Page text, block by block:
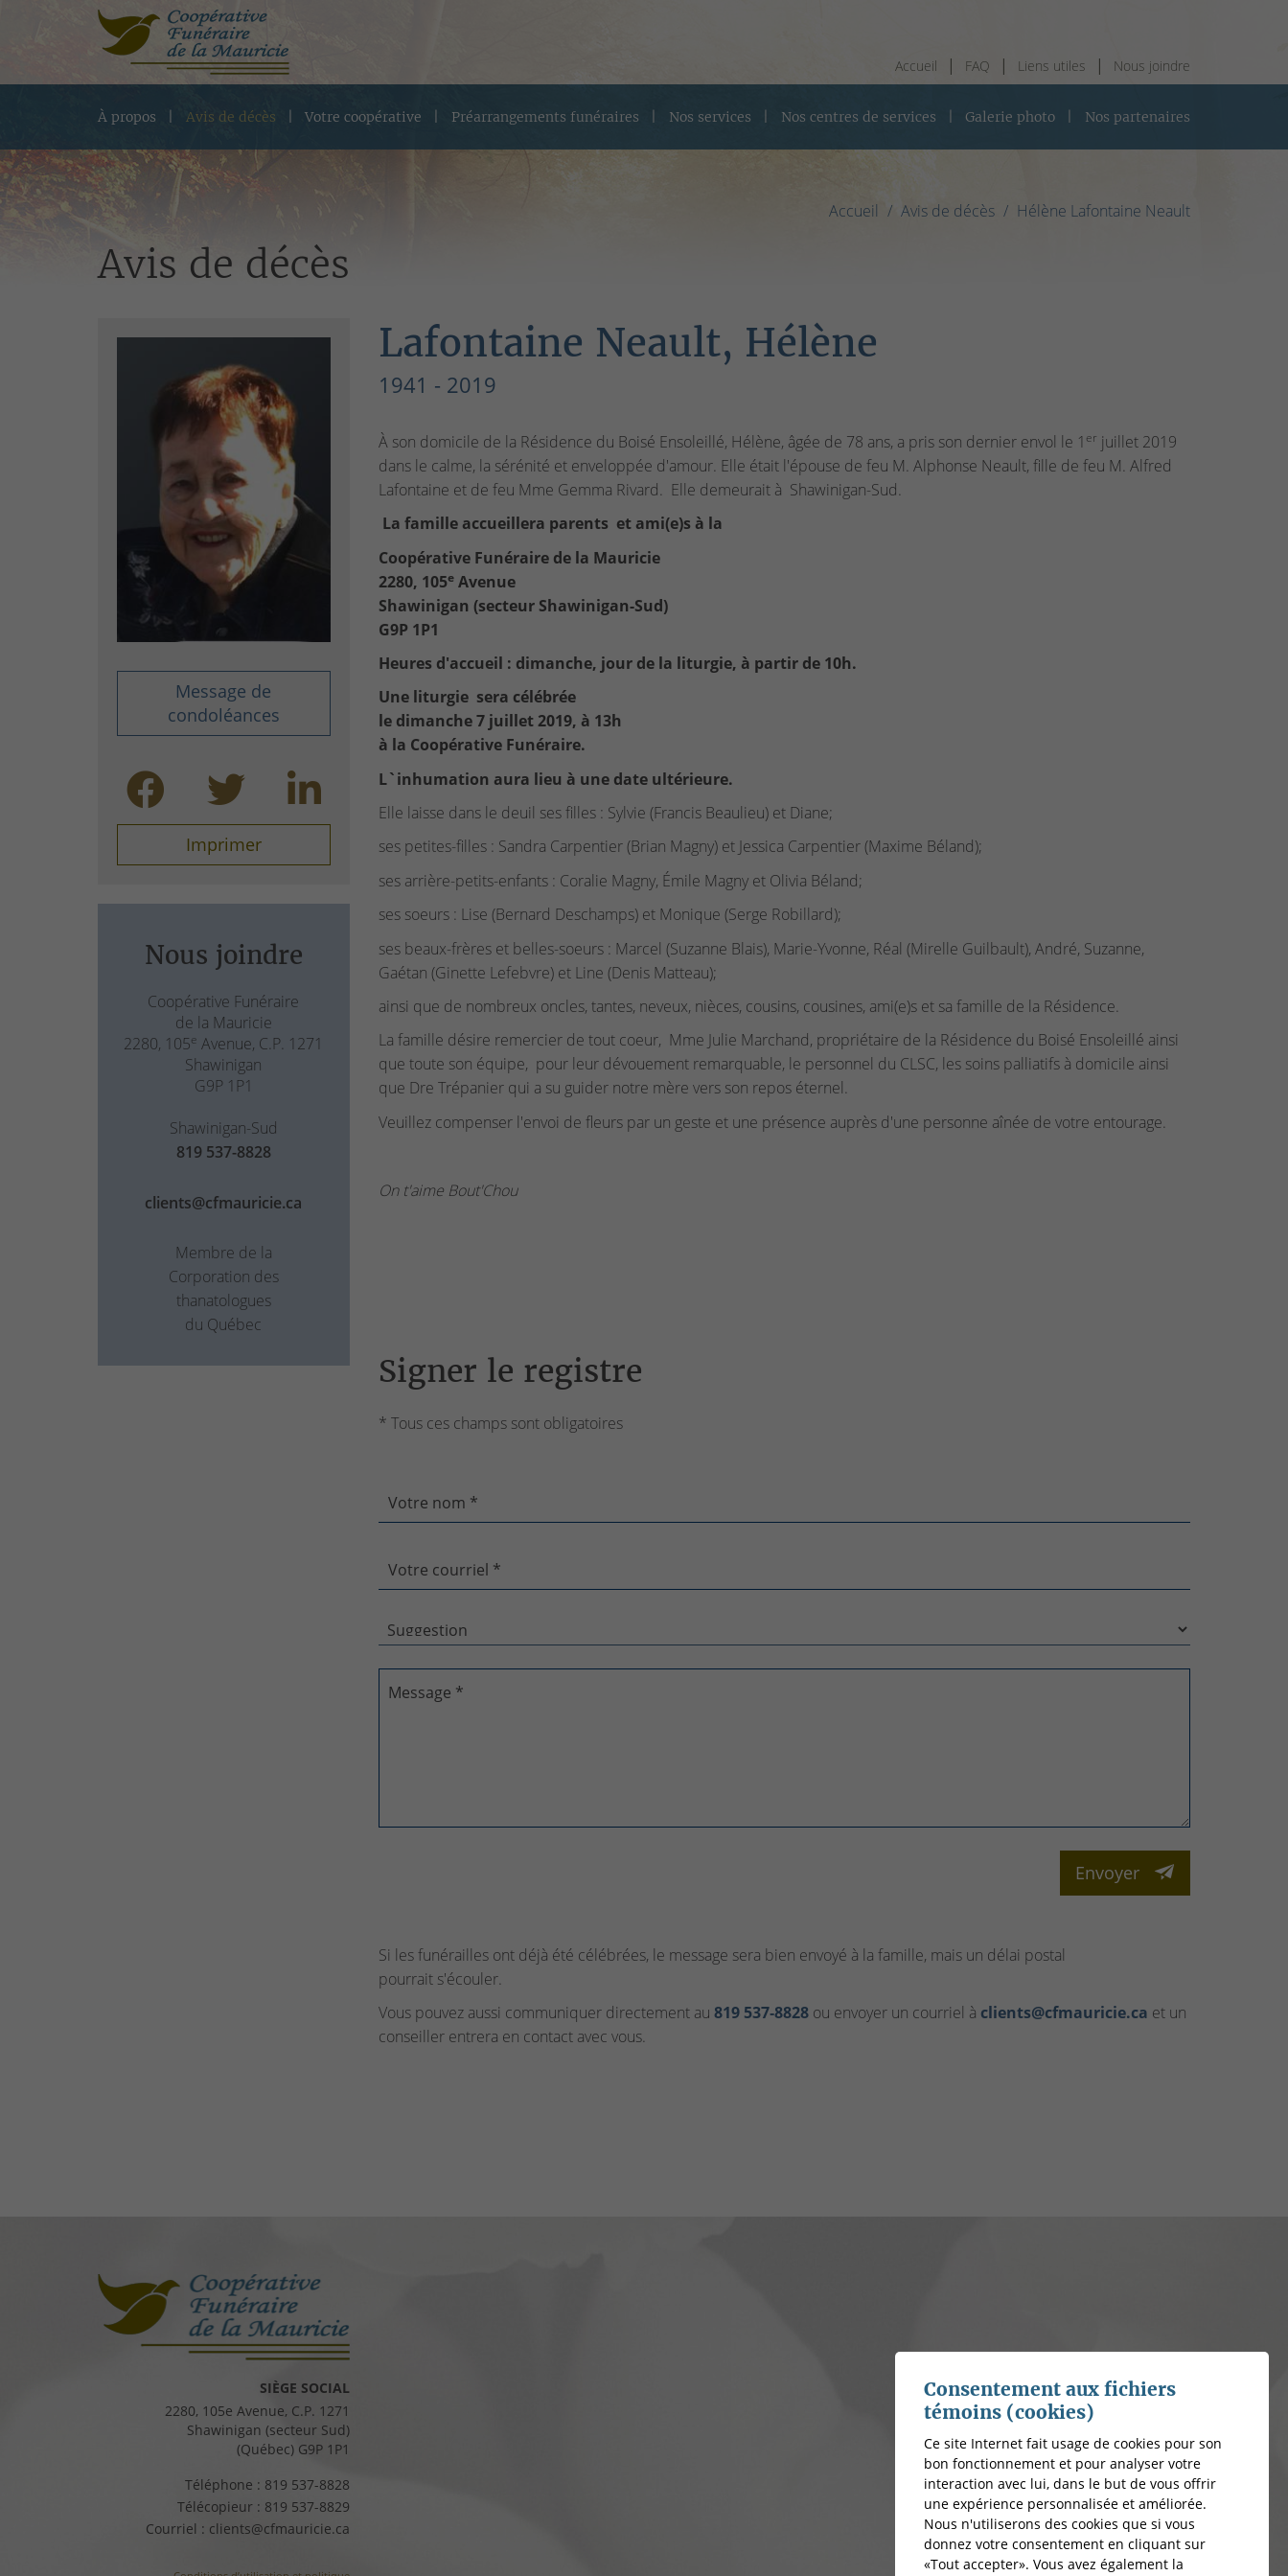
Accueil FAQ Liens utiles Nous joindre
À propos Avis de décès Votre coopérative Préarrangements funéraires Nos services Nos centres de services Galerie photo Nos partenaires
Accueil Avis de décès Hélène Lafontaine Neault
Avis de décès
Message de
condoléances
Imprimer
Nous joindre
Coopérative Funéraire
de la Mauricie
2280, 105e Avenue, C.P. 1271
Shawinigan
G9P 1P1
Shawinigan-Sud
819 537-8828
clients@cfmauricie.ca
Membre de la
Corporation des
thanatologues
du Québec
Lafontaine Neault, Hélène
1941 - 2019
À son domicile de la Résidence du Boisé Ensoleillé, Hélène, âgée de 78 ans, a pris son dernier envol le 1 er juillet 2019
dans le calme, la sérénité et enveloppée d'amour. Elle était l'épouse de feu M. Alphonse Neault, fille de feu M. Alfred
Lafontaine et de feu Mme Gemma Rivard. Elle demeurait à Shawinigan-Sud.
La famille accueillera parents et ami(e)s à la
Coopérative Funéraire de la Mauricie
2280, 105eAvenue
Shawinigan (secteur Shawinigan-Sud)
G9P 1P1
Heures d'accueil : dimanche, jour de la liturgie, à partir de 10h.
Une liturgie sera célébrée
le dimanche 7 juillet 2019, à 13h
à la Coopérative Funéraire.
L`inhumation aura lieu à une date ultérieure.
Elle laisse dans le deuil ses filles : Sylvie (Francis Beaulieu) et Diane;
ses petites-filles : Sandra Carpentier (Brian Magny) et Jessica Carpentier (Maxime Béland);
ses arrière-petits-enfants : Coralie Magny, Émile Magny et Olivia Béland;
ses soeurs : Lise (Bernard Deschamps) et Monique (Serge Robillard);
ses beaux-frères et belles-soeurs : Marcel (Suzanne Blais), Marie-Yvonne, Réal (Mirelle Guilbault), André, Suzanne,
Gaétan (Ginette Lefebvre) et Line (Denis Matteau);
ainsi que de nombreux oncles, tantes, neveux, nièces, cousins, cousines, ami(e)s et sa famille de la Résidence.
La famille désire remercier de tout coeur, Mme Julie Marchand, propriétaire de la Résidence du Boisé Ensoleillé ainsi
que toute son équipe, pour leur dévouement remarquable, le personnel du CLSC, les soins palliatifs à domicile ainsi
que Dre Trépanier qui a su guider notre mère vers son repos éternel.
Veuillez compenser l'envoi de fleurs par un geste et une présence auprès d'une personne aînée de votre entourage.
On t'aime Bout'Chou
Signer le registre
* Tous ces champs sont obligatoires
Votre nom *
Votre courriel *
Message *
Envoyer
Si les funérailles ont déjà été célébrées, le message sera bien envoyé à la famille, mais un délai postal
pourrait s'écouler.
Vous pouvez aussi communiquer directement au 819 537‑8828ou envoyer un courriel à clients@cfmauricie.ca et un
conseiller entrera en contact avec vous.
SIÈGE SOCIAL
2280, 105e Avenue, C.P. 1271
Shawinigan (secteur Sud)
(Québec) G9P 1P1
Téléphone : 819 537-8828
Télécopieur : 819 537-8829
Courriel : clients@cfmauricie.ca
Consentement aux fichiers
témoins (cookies)
Ce site Internet fait usage de cookies pour son
bon fonctionnement et pour analyser votre
interaction avec lui, dans le but de vous offrir
une expérience personnalisée et améliorée.
Nous n'utiliserons des cookies que si vous
donnez votre consentement en cliquant sur
«Tout accepter». Vous avez également la